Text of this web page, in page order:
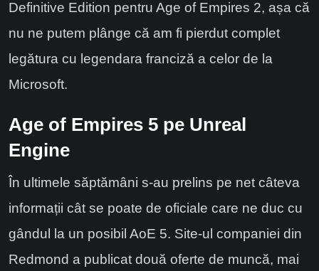
Definitive Edition pentru Age of Empires 2, așa că
nu ne putem plânge că am fi pierdut complet
legătura cu legendara franciză a celor de la
Microsoft.
Age of Empires 5 pe Unreal
Engine
În ultimele săptămâni s-au prelins pe net câteva
informații cât se poate de oficiale care ne duc cu
gândul la un posibil AoE 5. Site-ul companiei din
Redmond a publicat două oferte de muncă, mai